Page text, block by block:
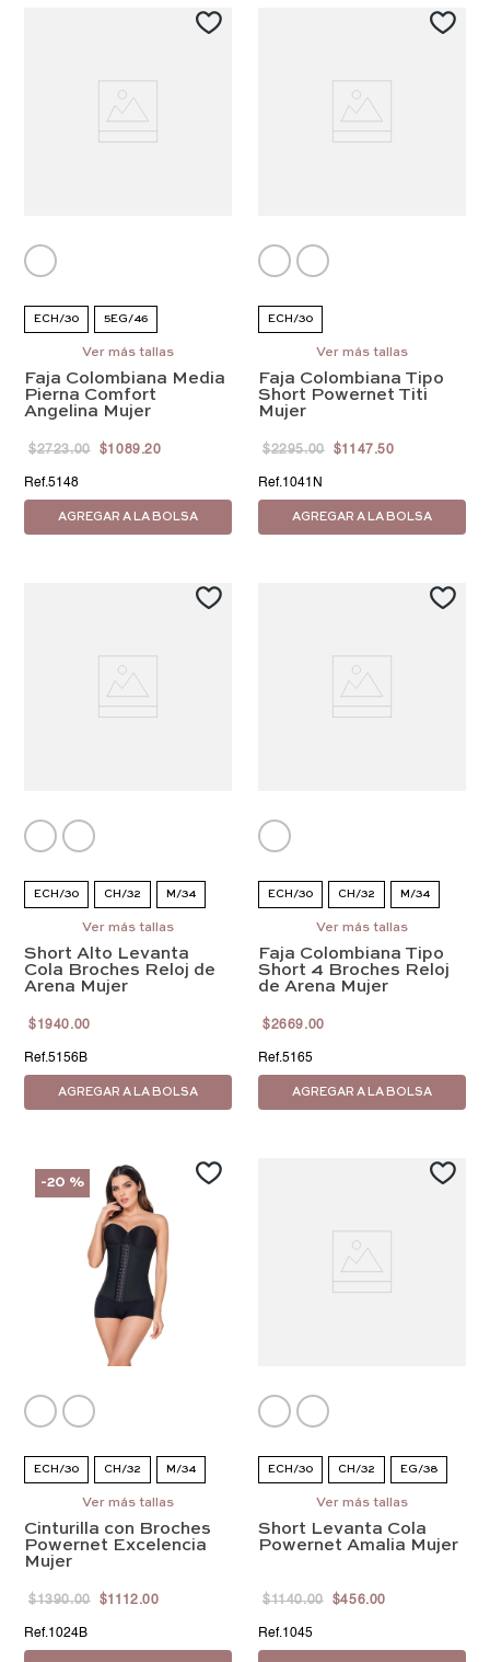
ECH/30 5EG/46
Ver más tallas
Faja Colombiana Media
Pierna Comfort
Angelina Mujer
$2723.00 $1089.20
5148
AGREGAR A LA BOLSA
ECH/30
Ver más tallas
Faja Colombiana Tipo
Short Powernet Titi
Mujer
$2295.00 $1147.50
1041N
AGREGAR A LA BOLSA
ECH/30 CH/32 M/34
EG/38 EEG/40
EEEG/42
Ver más tallas
Short Alto Levanta
Cola Broches Reloj de
Arena Mujer
$1940.00
5156B
AGREGAR A LA BOLSA
ECH/30 CH/32 M/34
EG/38 EEG/40
EEEG/42 4EG/44
5EG/46
Ver más tallas
Faja Colombiana Tipo
Short 4 Broches Reloj
de Arena Mujer
$2669.00
5165
AGREGAR A LA BOLSA
-20 %
ECH/30 CH/32 M/34
EG/38 EEG/40
EEEG/42
Ver más tallas
Cinturilla con Broches
Powernet Excelencia
Mujer
$1390.00 $1112.00
1024B
ECH/30 CH/32 EG/38
EEEG/42
Ver más tallas
Short Levanta Cola
Powernet Amalia Mujer
$1140.00 $456.00
1045